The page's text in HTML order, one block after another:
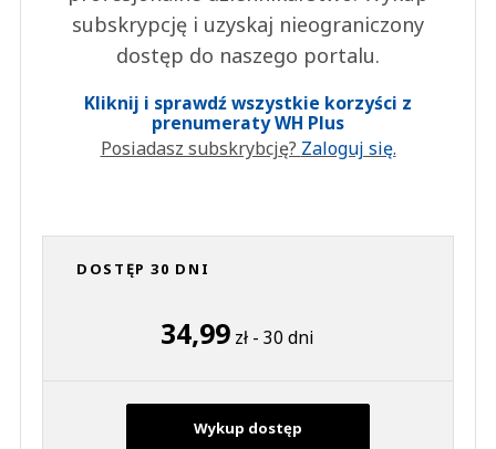
subskrypcję i uzyskaj nieograniczony
dostęp do naszego portalu.
Kliknij i sprawdź wszystkie korzyści z
prenumeraty WH Plus
Posiadasz subskrybcję? Zaloguj się.
DOSTĘP 30 DNI
34,99 zł - 30 dni
Wykup dostęp